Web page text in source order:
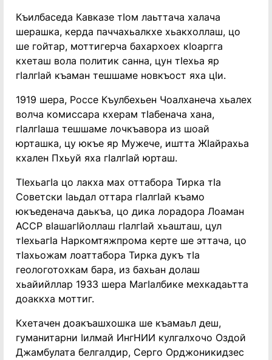
Къилбаседа Кавказе тӏом лаьттача халача
шерашка, керда паччахьалкхе хьакхоллаш, цо
ше гойтар, моттигерча бахархоех кӏоаргга
кхеташ вола политик санна, цун тӏехьа яр
гӏалгӏай къаман тешшаме новкъост яха цӏи.
1919 шера, Россе Къулбехьен Чоалханеча хьалех
волча комиссара кхерам тӏабенача хана,
гӏалгӏаша тешшаме лочкъавора из шоай
юрташка, цу юкъе яр Мужече, иштта Жӏайрахьа
кхален Пхьуй яха гӏалгӏай юрташ.
Тӏехьагӏа цо лакха мах оттабора Тирка тӏа
Советски ӏаьдал оттара гӏалгӏай къамо
юкъеденача даькъа, цо дика лорадора Лоаман
АССР вӏашагӏйоллаш гӏалгӏай хьашташ, цул
тӏехьагӏа Наркомтяжпрома керте ше эттача, цо
тӏахьожам лоаттабора Тирка дукъ тӏа
геологотохкам бара, из бахьан долаш
хьайийллар 1933 шера Магӏалбике мехкадаьтта
доаккха моттиг.
Кхетачен доакъашхошка ше къамаьл деш,
гуманитарни ӏилмай ИнгНИИ кулгалхочо Оздой
Джамбулата белгалдир, Серго Орджоникидзес